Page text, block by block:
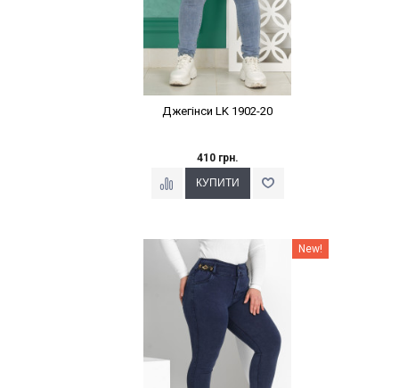
Джегінси LK 1902-20
410 грн.
Наклейки Варіант з % New!